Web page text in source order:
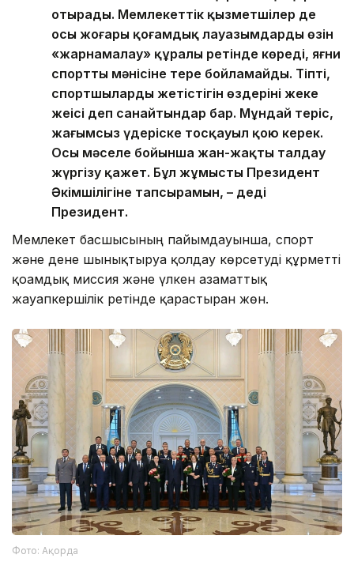
отырады. Мемлекеттік қызметшілер де
осы жоғары қоғамдық лауазымдарды өзін
«жарнамалау» құралы ретінде көреді, яғни
спорттың мәнісіне терең бойламайды. Тіпті,
спортшылардың жетістігін өздерінің жеке
жеңісі деп санайтындар бар. Мұндай теріс,
жағымсыз үдеріске тосқауыл қою керек.
Осы мәселе бойынша жан-жақты талдау
жүргізу қажет. Бұл жұмысты Президент
Әкімшілігіне тапсырамын, – деді
Президент.
Мемлекет басшысының пайымдауынша, спорт
және дене шынықтыруға қолдау көрсетуді құрметті
қоғамдық миссия және үлкен азаматтық
жауапкершілік ретінде қарастырған жөн.
Фото: Ақорда